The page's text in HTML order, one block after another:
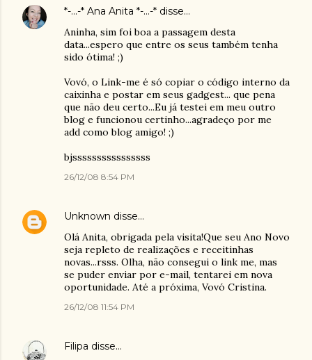
*-...-* Ana Anita *-...-* disse…
Aninha, sim foi boa a passagem desta
data...espero que entre os seus também tenha
sido ótima! ;)
Vovó, o Link-me é só copiar o código interno da
caixinha e postar em seus gadgest... que pena
que não deu certo...Eu já testei em meu outro
blog e funcionou certinho...agradeço por me
add como blog amigo! ;)
bjssssssssssssssss
26/12/08 8:54 PM
Unknown disse…
Olá Anita, obrigada pela visita!Que seu Ano Novo
seja repleto de realizações e receitinhas
novas...rsss. Olha, não consegui o link me, mas
se puder enviar por e-mail, tentarei em nova
oportunidade. Até a próxima, Vovó Cristina.
26/12/08 11:54 PM
Filipa disse…